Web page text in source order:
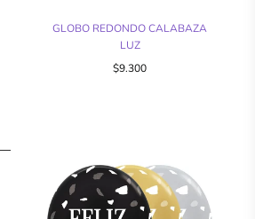
GLOBO REDONDO CALABAZA
LUZ
$9.300